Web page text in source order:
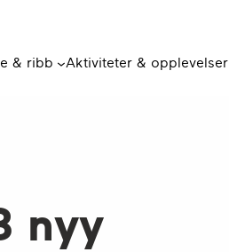
& ribb Aktiviteter & opplevelser
nyy